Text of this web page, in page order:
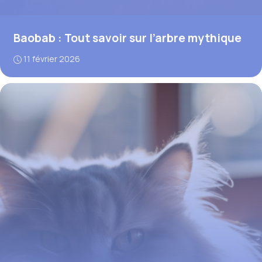
Baobab : Tout savoir sur l’arbre mythique
11 février 2026